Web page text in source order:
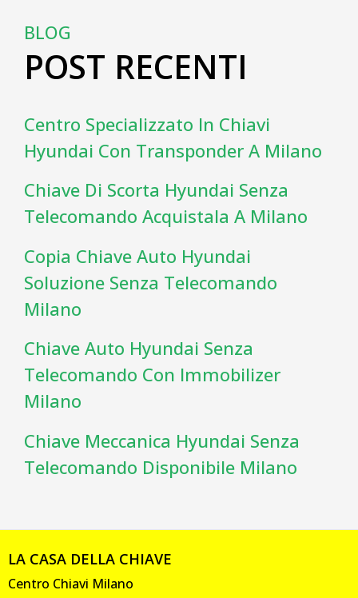
BLOG
POST RECENTI
Centro Specializzato In Chiavi
Hyundai Con Transponder A Milano
Chiave Di Scorta Hyundai Senza
Telecomando Acquistala A Milano
Copia Chiave Auto Hyundai
Soluzione Senza Telecomando
Milano
Chiave Auto Hyundai Senza
Telecomando Con Immobilizer
Milano
Chiave Meccanica Hyundai Senza
Telecomando Disponibile Milano
LA CASA DELLA CHIAVE
Centro Chiavi Milano